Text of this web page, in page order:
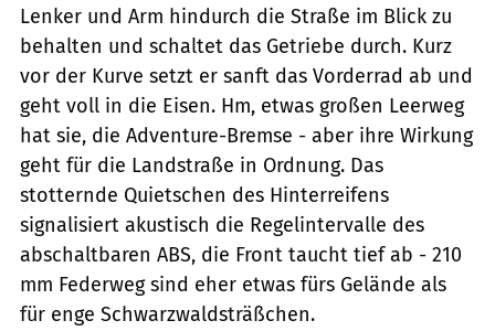
Lenker und Arm hindurch die Straße im Blick zu
behalten und schaltet das Getriebe durch. Kurz
vor der Kurve setzt er sanft das Vorderrad ab und
geht voll in die Eisen. Hm, etwas großen Leerweg
hat sie, die Adventure-Bremse - aber ihre Wirkung
geht für die Landstraße in Ordnung. Das
stotternde Quietschen des Hinterreifens
signalisiert akustisch die Regelintervalle des
abschaltbaren ABS, die Front taucht tief ab - 210
mm Federweg sind eher etwas fürs Gelände als
für enge Schwarzwaldsträßchen.